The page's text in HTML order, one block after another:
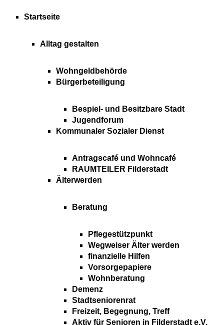
Startseite
Alltag gestalten
Wohngeldbehörde
Bürgerbeteiligung
Bespiel- und Besitzbare Stadt
Jugendforum
Kommunaler Sozialer Dienst
Antragscafé und Wohncafé
RAUMTEILER Filderstadt
Älterwerden
Beratung
Pflegestützpunkt
Wegweiser Älter werden
finanzielle Hilfen
Vorsorgepapiere
Wohnberatung
Demenz
Stadtseniorenrat
Freizeit, Begegnung, Treff
Aktiv für Senioren in Filderstadt e.V.